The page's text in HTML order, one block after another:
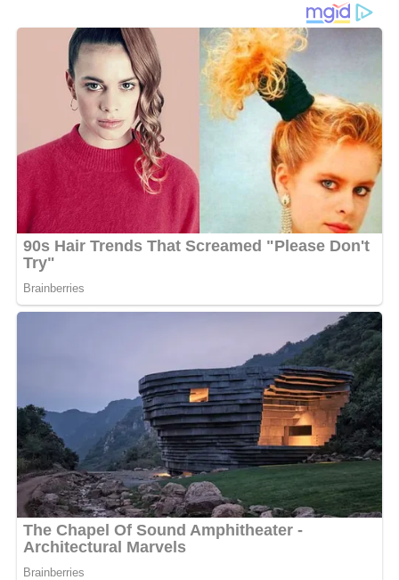
«Permettez-moi de vous présenter Mlle Marie-Ange
Jenna Andson Meiye de Castel, Miss Tourisme Gabon
2025, qui va représenter le Gabon au prestigieux
concours Miss Tourisme Africa International, au Nigeria
», a annoncé Koumba, la présidente du comité, lors
d’une conférence.